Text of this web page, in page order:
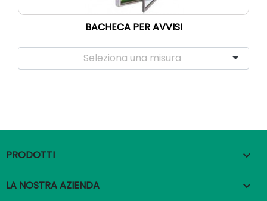
BACHECA PER AVVISI
PRODOTTI 
LA NOSTRA AZIENDA 